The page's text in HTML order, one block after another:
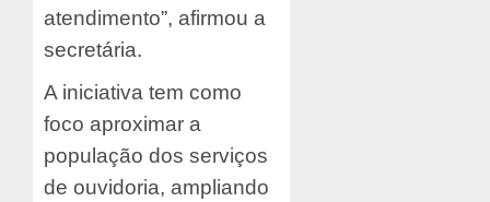
atendimento”, afirmou a
secretária.
A iniciativa tem como
foco aproximar a
população dos serviços
de ouvidoria, ampliando